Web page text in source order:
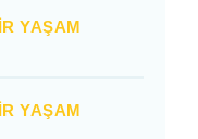
YAŞAM
YAŞAM